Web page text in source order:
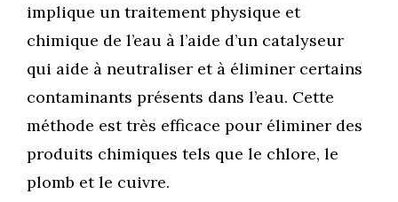
implique un traitement physique et
chimique de l’eau à l’aide d’un catalyseur
qui aide à neutraliser et à éliminer certains
contaminants présents dans l’eau. Cette
méthode est très efficace pour éliminer des
produits chimiques tels que le chlore, le
plomb et le cuivre.